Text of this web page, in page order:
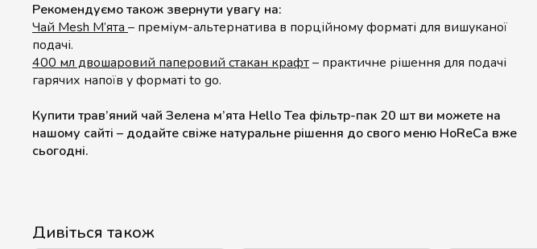
Рекомендуємо також звернути увагу на:
Чай Mesh М’ята – преміум-альтернатива в порційному форматі для вишуканої
подачі.
400 мл двошаровий паперовий стакан крафт– практичне рішення для подачі
гарячих напоїв у форматі to go.
Купити трав’яний чай Зелена м’ята Hello Tea фільтр-пак 20 шт ви можете на
нашому сайті – додайте свіже натуральне рішення до свого меню HoReCa вже
сьогодні.
Дивіться також